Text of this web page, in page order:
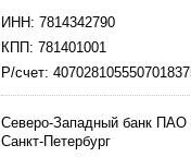
ИНН: 7814342790
КПП: 781401001
Р/счет:
Северо-Западный банк ПАО
Санкт-Петербург